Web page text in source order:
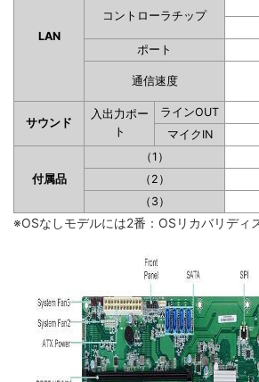
LAN
コントローラチップ
ポート
通信速度
サウンド
入出力ポー
ト
ラインOUT
マイクIN
付属品
（1）
（2）
（3）
※OSなしモデルには2番：OSリカバリディ